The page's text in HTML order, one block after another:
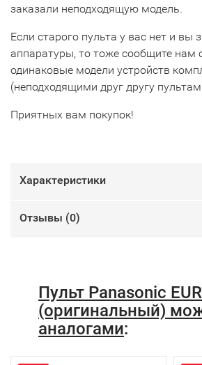
заказали неподходящую модель.
Если старого пульта у вас нет и вы
аппаратуры, то тоже сообщите нам
одинаковые модели устройств
(неподходящими друг другу
Приятных вам покупок!
Характеристики
Отзывы (0)
Пульт Panasonic
(оригинальный)
аналогами: